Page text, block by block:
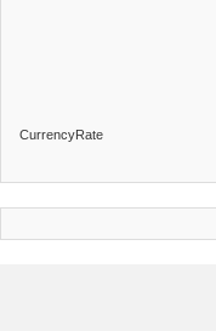
CurrencyRate